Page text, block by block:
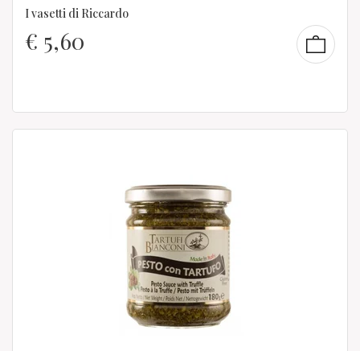
I vasetti di Riccardo
€ 5,60